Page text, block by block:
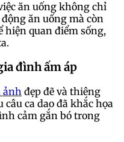
ăn uống không chỉ
ăn uống mà còn
hiện quan điểm sống,
đình ấm áp
đẹp đẽ và thiêng
ca dao đã khắc họa
cảm gắn bó trong